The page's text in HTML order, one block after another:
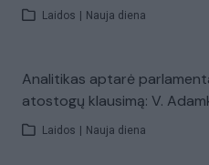
Laidos Nauja diena
Analitikas aptarė
atostogų klausimą: V.
Laidos Nauja diena